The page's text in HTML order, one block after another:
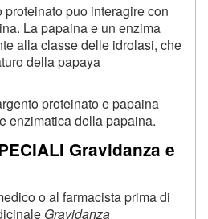
puo interagire con
La papaina e un enzima
alla classe delle idrolasi, che
della papaya
proteinato e papaina
enzimatica della papaina.
Gravidanza e
o al farmacista prima di
Gravidanza